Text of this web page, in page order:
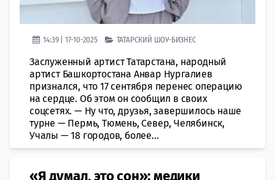
14:39 | 17-10-2025 ТАТАРСКИЙ ШОУ-БИЗНЕС
Заслуженный артист Татарстана, народный
артист Башкортостана Анвар Нургалиев
признался, что 17 сентября перенес операцию
на сердце. Об этом он сообщил в своих
соцсетях. — Ну что, друзья, завершилось наше
турне — Пермь, Тюмень, Север, Челябинск,
Учалы — 18 городов, более...
«Я думал, это сон»: медики